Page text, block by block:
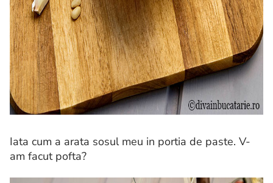
Iata cum a arata sosul meu in portia de paste. V-
am facut pofta?